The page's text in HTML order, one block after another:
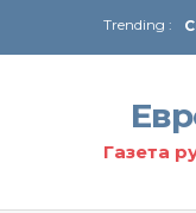
Trending :
Газета